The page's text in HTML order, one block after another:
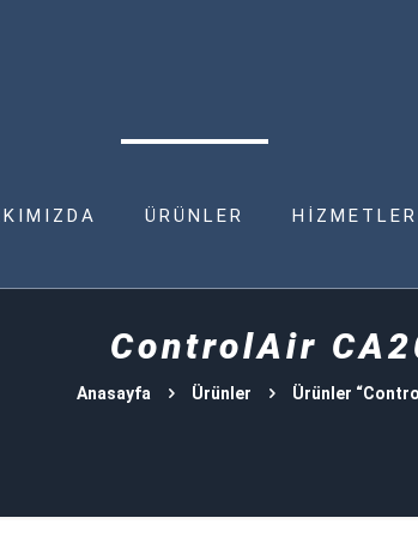
ÜRÜNLER
ControlAir
Anasayfa Ürünler Ürünler